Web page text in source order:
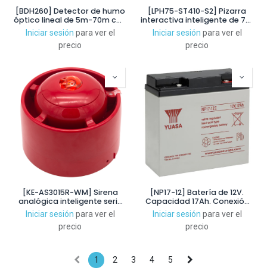
[BDH260] Detector de humo
óptico lineal de 5m-70m con
Bluetooth para App
Iniciar sesión para ver el
precio
[LPH75-ST410-S2] Pizarra
interactiva inteligente de 75"
4K UHD
Iniciar sesión para ver el
precio
[KE-AS3015R-WM] Sirena
analógica inteligente serie
Excellence montaje en
pared. Color rojo
Iniciar sesión para ver el
precio
[NP17-12] Batería de 12V.
Capacidad 17Ah. Conexión
mediante tornillo M6
Iniciar sesión para ver el
precio
1 2 3 4 5